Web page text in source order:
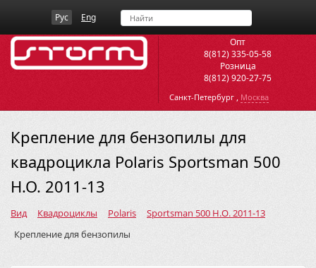
Рус Eng
Опт
8(812) 335-05-58
Розница
8(812) 920-27-75
Санкт-Петербург , Москва
Крепление для бензопилы для
квадроцикла Polaris Sportsman 500
H.O. 2011-13
Вид Квадроциклы Polaris
Sportsman 500 H.O. 2011-13
Крепление для бензопилы